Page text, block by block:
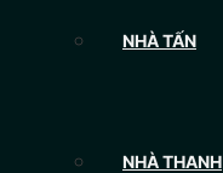
NHÀ TẤN
NHÀ THANH